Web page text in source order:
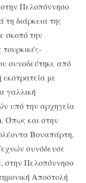
Πελοπόννησο
διάρκεια της
σκοπό την
συνοδεύτηκε από
με
γαλλική
υπό την αρχηγεία
Όπως και στην
Βοναπάρτη,
συνόδευσε
στην Πελοπόννησο
Αποστολή